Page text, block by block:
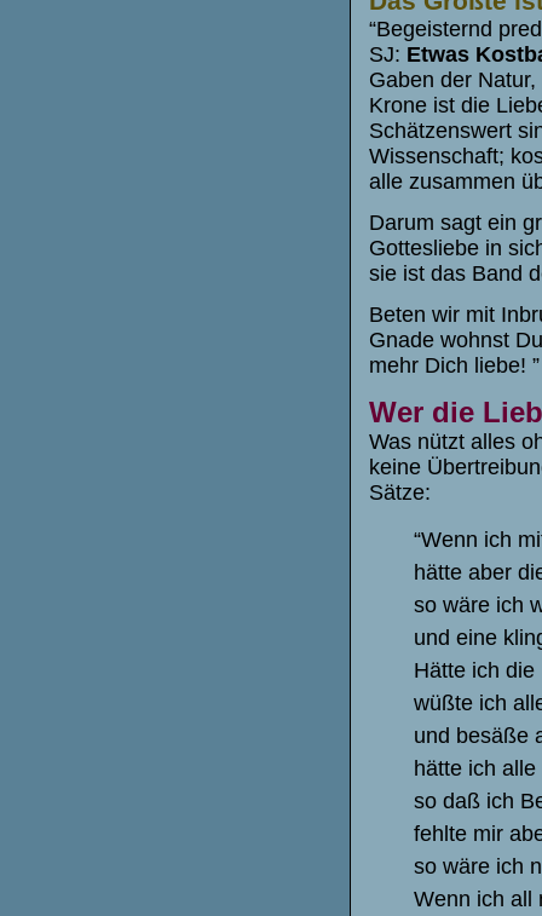
“Begeisternd
SJ: Etwas
Gaben der
Krone ist die
Schätzenswert
Wissenschaft;
alle zusammen
Darum sagt ein
Gottesliebe in
sie ist das Band
Beten wir mit
Gnade wohnst
mehr Dich liebe! ”
Wer die
Was nützt alles
keine
Sätze:
“Wenn ich
hätte aber
so wäre ich
und eine
Hätte ich
wüßte ich
und besäße
hätte ich
so daß ich
fehlte mir
so wäre ich
Wenn ich all